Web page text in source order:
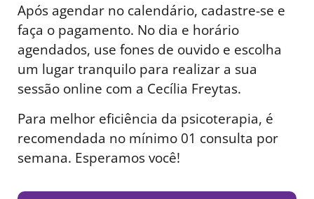
Após agendar no calendário, cadastre-se e
faça o pagamento. No dia e horário
agendados, use fones de ouvido e escolha
um lugar tranquilo para realizar a sua
sessão online com a Cecília Freytas.
Para melhor eficiência da psicoterapia, é
recomendada no mínimo 01 consulta por
semana. Esperamos você!